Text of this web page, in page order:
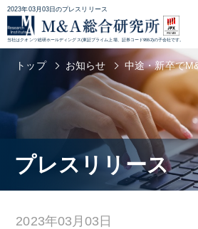
2023年03月03日のプレスリリース
当社はクオンツ総研ホールディングス(東証プライム上場、証券コード9552)の子会社です。
トップ お知らせ 中途・新卒で
プレスリリース
2023年03月03日